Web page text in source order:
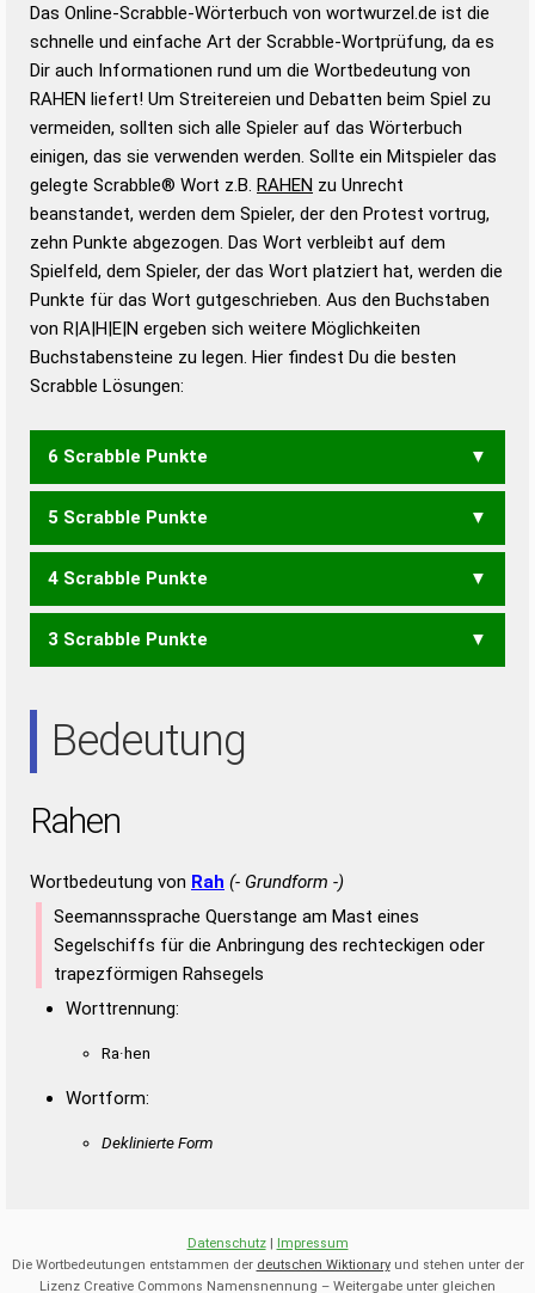
Wortwurzel liefert mit Hilfe eines semantischen
Wortanalyse-Algorithmus gute Anhaltspunkte zu
Wortbedeutung, Worttrennung und Wortform, um die
Gültigkeit eines Wortes für das Scrabble-Spiel zu
bestimmen!
zugelassene Turnier Scrabble-
Wörterbücher sind:
Duden – Standardwerk in 12 Bänden
Duden – Richtiges und gutes
Deutsch
Duden – Die deutsche Grammatik
Duden – Deutsches
Das Online-Scrabble-Wörterbuch von wortwurzel.de ist die
schnelle und einfache Art der Scrabble-Wortprüfung, da es
Dir auch Informationen rund um die Wortbedeutung von
RAHEN liefert! Um Streitereien und Debatten beim Spiel zu
vermeiden, sollten sich alle Spieler auf das Wörterbuch
einigen, das sie verwenden werden. Sollte ein Mitspieler das
gelegte Scrabble® Wort z.B. RAHEN zu Unrecht
beanstandet, werden dem Spieler, der den Protest vortrug,
zehn Punkte abgezogen. Das Wort verbleibt auf dem
Spielfeld, dem Spieler, der das Wort platziert hat, werden die
Punkte für das Wort gutgeschrieben. Aus den Buchstaben
von R|A|H|E|N ergeben sich weitere Möglichkeiten
Buchstabensteine zu legen. Hier findest Du die besten
Scrabble Lösungen:
6 Scrabble Punkte
ERAHN HARNE HERAN
5 Scrabble Punkte
AHNE HARN NAHE RAHN
4 Scrabble Punkte
AHN EHR HAN HAR HER
3 Scrabble Punkte
Bedeutung
Rahen
Wortbedeutung von Rah (- Grundform -)
Seemannssprache Querstange am Mast eines
Segelschiffs für die Anbringung des rechteckigen oder
trapezförmigen Rahsegels
Worttrennung:
Ra·hen
Wortform:
Deklinierte Form
Datenschutz| Impressum
Die Wortbedeutungen entstammen der deutschen Wiktionaryund stehen unter der
Lizenz Creative Commons Namensnennung – Weitergabe unter gleichen